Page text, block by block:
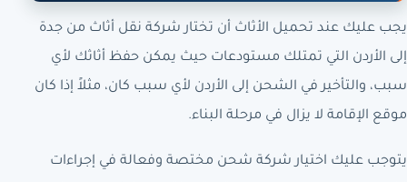
يجب عليك عند تحميل الأثاث أن تختار شركة نقل أثاث من جدة
إلى الأردن التي تمتلك مستودعات حيث يمكن حفظ أثاثك لأي
سبب، والتأخير في الشحن إلى الأردن لأي سبب كان، مثلاً إذا كان
موقع الإقامة لا يزال في مرحلة البناء.
يتوجب عليك اختيار شركة شحن مختصة وفعالة في إجراءات